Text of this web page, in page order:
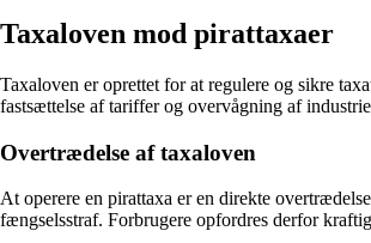
Taxaloven mod pirattaxaer
Taxaloven er oprettet for at regulere og sikre
fastsættelse af tariffer og overvågning af
Overtrædelse af taxaloven
At operere en pirattaxa er en direkte
fængselsstraf. Forbrugere opfordres derfor